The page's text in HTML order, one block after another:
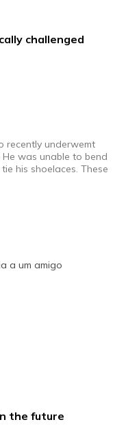
challenged
recently underwemt
was unable to bend
his shoelaces. These
Wearing
a um amigo
the future